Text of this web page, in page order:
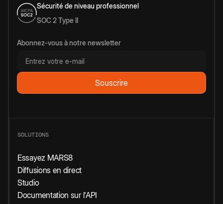
Sécurité de niveau professionnel
SOC 2 Type II
Abonnez-vous à notre newsletter
SOLUTIONS
Essayez MARS8
Diffusions en direct
Studio
Documentation sur l'API